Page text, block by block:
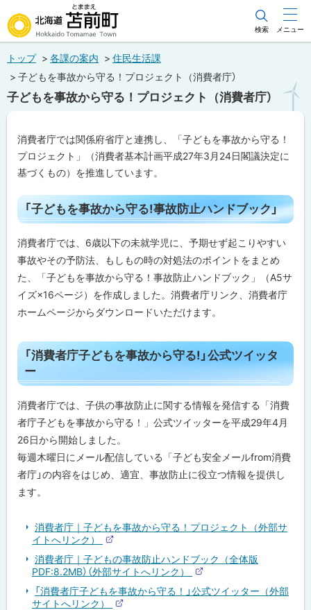
文
メ
北海道苫前町
Hokkaido Tomamae Town
検索 メニュー
トップ 各課の案内
住民生活課
子どもを事故から守る！プロジェクト（消費者庁）
子どもを事故から守る！プロジェクト（消費者庁）
消費者庁では関係府省庁と連携し、「子どもを事故から守る！
プロジェクト」（消費者基本計画平成27年3月24日閣議決定に
基づくもの）を推進しています。
ペ
ー
ジ
目
次
「
子
ど
を
故
か
守
る
事
故
防
止
ン
ド
ブ
ッ
消
庁
「子どもを事故から守る!事故防止ハンドブック」
消費者庁では、6歳以下の未就学児に、予期せず起こりやすい
事故やその予防法、もしもの時の対処法のポイントをまとめ
た、「子どもを事故から守る！事故防止ハンドブック」（A5サ
イズ×16ページ）を作成しました。消費者庁リンク、消費者庁
ホームページからダウンロードいただけます。
ト
ッ
プ
に
戻
る
「消費者庁子どもを事故から守る!」公式ツイッタ
ー
消費者庁では、子供の事故防止に関する情報を発信する「消費
者庁子どもを事故から守る！」公式ツイッターを平成29年4月
26日から開始しました。
毎週木曜日にメール配信している「子ども安全メールfrom消費
者庁」の内容をはじめ、適宜、事故防止に役立つ情報を提供し
ます。
ト
プ
消費者庁｜子どもを事故から守る！プロジェクト（外部サ
イトへリンク）
部
サ
イ
ト
消費者庁｜子どもの事故防止ハンドブック（全体版
PDF:8.2MB）（外部サイトへリンク）
部
サ
「消費者庁子どもを事故から守る！」公式ツイッター（外部
サイトへリンク）